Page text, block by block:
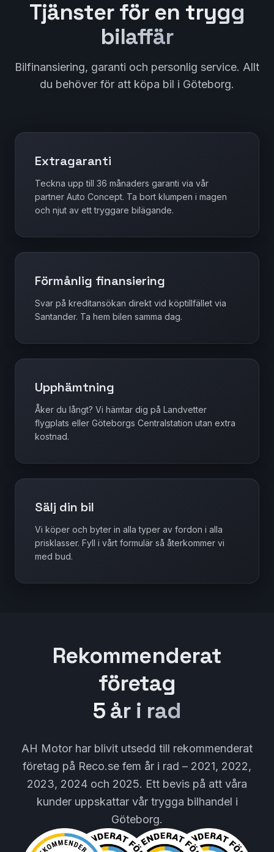
Tjänster för en trygg
bilaffär
Bilfinansiering, garanti och personlig service. Allt
du behöver för att köpa bil i Göteborg.
Extragaranti
Teckna upp till 36 månaders garanti via vår
partner Auto Concept. Ta bort klumpen i magen
och njut av ett tryggare bilägande.
Förmånlig finansiering
Svar på kreditansökan direkt vid köptillfället via
Santander. Ta hem bilen samma dag.
Upphämtning
Åker du långt? Vi hämtar dig på Landvetter
flygplats eller Göteborgs Centralstation utan extra
kostnad.
Sälj din bil
Vi köper och byter in alla typer av fordon i alla
prisklasser. Fyll i vårt formulär så återkommer vi
med bud.
Rekommenderat
företag
5 år i rad
AH Motor har blivit utsedd till rekommenderat
företag på Reco.se fem år i rad – 2021, 2022,
2023, 2024 och 2025. Ett bevis på att våra
kunder uppskattar vår trygga bilhandel i
Göteborg.